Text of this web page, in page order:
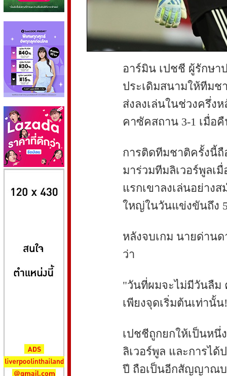
อาร์มิน เปชชี ผู้รักษา
ประเดิมสนามให้ทีมช
ส่งลงเล่นในช่วงครึ่ง
คาซัคสถาน 3-1 เมื่อ
การติดทีมชาติครั้งนี้
มาร่วมทีมลิเวอร์พูลเ
แรกเขาลงเล่นอย่าง
ใหญ่ในวันแข่งขันถึง
หลังจบเกม นายด่าน
ว่า
"วันที่ผมจะไม่มีวันลืม
เพียงจุดเริ่มต้นเท่านั้น
เปชชีถูกยกให้เป็นหนึ่
ลิเวอร์พูล และการไ
ปี ถือเป็นอีกสัญญาณบ